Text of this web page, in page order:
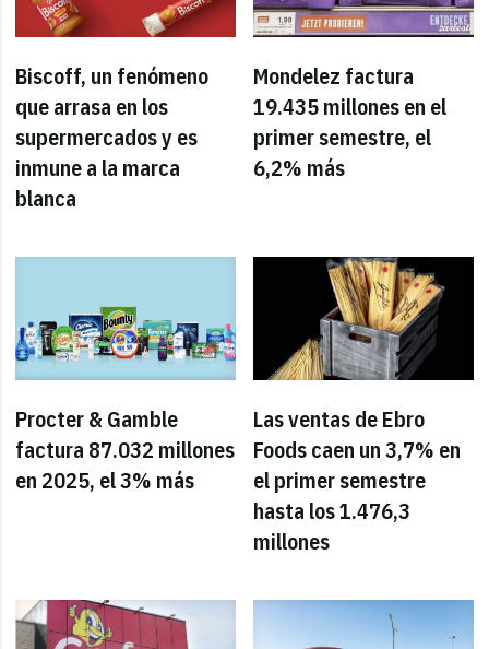
Biscoff, un fenómeno
que arrasa en los
supermercados y es
inmune a la marca
blanca
Mondelez factura
19.435 millones en el
primer semestre, el
6,2% más
Procter & Gamble
factura 87.032 millones
en 2025, el 3% más
Las ventas de Ebro
Foods caen un 3,7% en
el primer semestre
hasta los 1.476,3
millones